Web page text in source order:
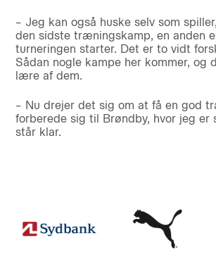
– Jeg kan også huske selv som
den sidste træningskamp, en anden
turneringen starter. Det er to vidt
Sådan nogle kampe her kommer, og
lære af dem.
– Nu drejer det sig om at få en god
forberede sig til Brøndby, hvor jeg er
står klar.